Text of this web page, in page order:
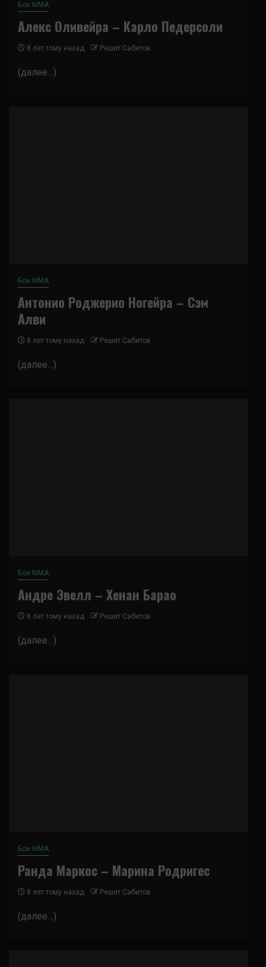
Бои ММА
Алекс Оливейра – Карло Педерсоли
8 лет тому назад Решит Сабитов
(далее…)
Бои ММА
Антонио Роджерио Ногейра – Сэм
Алви
8 лет тому назад Решит Сабитов
(далее…)
Бои ММА
Андре Эвелл – Хенан Барао
8 лет тому назад Решит Сабитов
(далее…)
Бои ММА
Ранда Маркос – Марина Родригес
8 лет тому назад Решит Сабитов
(далее…)